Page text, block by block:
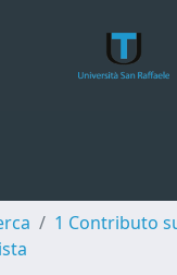
1 Contributo